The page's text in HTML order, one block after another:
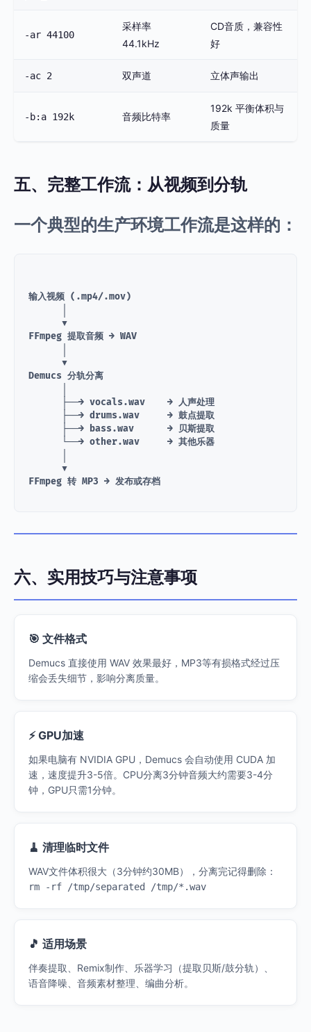
-ar 44100
采样率
44.1kHz
CD音质，兼容性
好
-ac 2 双声道 立体声输出
-b:a 192k 音频比特率
192k 平衡体积与
质量
五、完整工作流：从视频到分轨
一个典型的生产环境工作流是这样的：
输入视频 (.mp4/.mov)
      ▼
FFmpeg 提取音频 → WAV
      ▼
Demucs 分轨分离
      ├──→ vocals.wav    → 人声处理
      ├──→ drums.wav     → 鼓点提取
      ├──→ bass.wav      → 贝斯提取
      └──→ other.wav     → 其他乐器
      ▼
六、实用技巧与注意事项
🎯 文件格式
Demucs 直接使用 WAV 效果最好，MP3等有损格式经过压
缩会丢失细节，影响分离质量。
⚡ GPU加速
如果电脑有 NVIDIA GPU，Demucs 会自动使用 CUDA 加
速，速度提升3-5倍。CPU分离3分钟音频大约需要3-4分
钟，GPU只需1分钟。
🧹 清理临时文件
WAV文件体积很大（3分钟约30MB），分离完记得删除：
rm -rf /tmp/separated /tmp/*.wav
🎵 适用场景
伴奏提取、Remix制作、乐器学习（提取贝斯/鼓分轨）、
语音降噪、音频素材整理、编曲分析。